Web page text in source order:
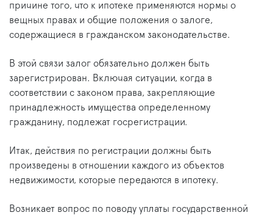
причине того, что к ипотеке применяются нормы о
вещных правах и общие положения о залоге,
содержащиеся в гражданском законодательстве.
В этой связи залог обязательно должен быть
зарегистрирован. Включая ситуации, когда в
соответствии с законом права, закрепляющие
принадлежность имущества определенному
гражданину, подлежат госрегистрации.
Итак, действия по регистрации должны быть
произведены в отношении каждого из объектов
недвижимости, которые передаются в ипотеку.
Возникает вопрос по поводу уплаты государственной